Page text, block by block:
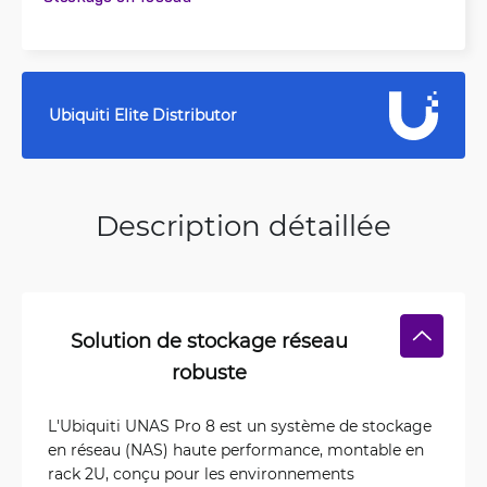
Ubiquiti Elite Distributor
Description détaillée
Solution de stockage réseau
robuste
L'Ubiquiti UNAS Pro 8 est un système de stockage
en réseau (NAS) haute performance, montable en
rack 2U, conçu pour les environnements